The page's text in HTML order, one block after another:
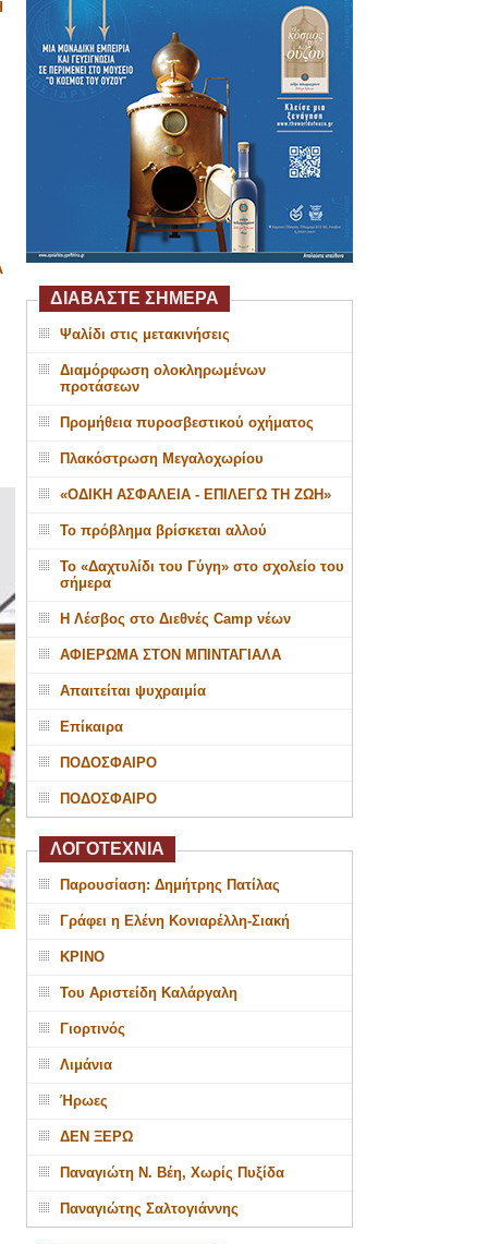
ΔΙΑΒΑΣΤΕ ΣΗΜΕΡΑ
Ψαλίδι στις μετακινήσεις
Διαμόρφωση ολοκληρωμένων
προτάσεων
Προμήθεια πυροσβεστικού οχήματος
Πλακόστρωση Μεγαλοχωρίου
«ΟΔΙΚΗ ΑΣΦΑΛΕΙΑ - ΕΠΙΛΕΓΩ ΤΗ ΖΩΗ»
Το πρόβλημα βρίσκεται αλλού
Το «Δαχτυλίδι του Γύγη» στο σχολείο του
σήμερα
Η Λέσβος στο Διεθνές Camp νέων
ΑΦΙΕΡΩΜΑ ΣΤΟΝ ΜΠΙΝΤΑΓΙΑΛΑ
Απαιτείται ψυχραιμία
Επίκαιρα
ΠΟΔΟΣΦΑΙΡΟ
ΠΟΔΟΣΦΑΙΡΟ
ΛΟΓΟΤΕΧΝΙΑ
Παρουσίαση: Δημήτρης Πατίλας
Γράφει η Ελένη Κονιαρέλλη-Σιακή
ΚΡΙΝΟ
Του Αριστείδη Καλάργαλη
Γιορτινός
Λιμάνια
Ήρωες
ΔΕΝ ΞΕΡΩ
Παναγιώτη Ν. Βέη, Χωρίς Πυξίδα
Παναγιώτης Σαλτογιάννης